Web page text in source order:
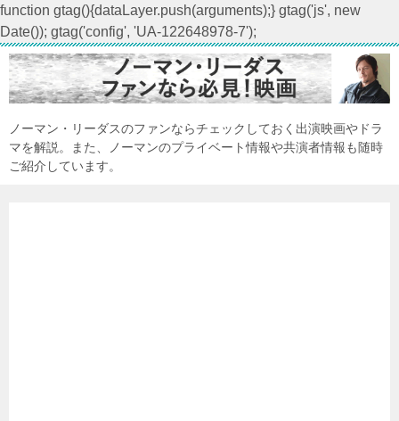
function gtag(){dataLayer.push(arguments);} gtag('js', new
Date()); gtag('config', 'UA-122648978-7');
ノーマン・リーダスのファンならチェックしておく出演映画やドラ
マを解説。また、ノーマンのプライベート情報や共演者情報も随時
ご紹介しています。